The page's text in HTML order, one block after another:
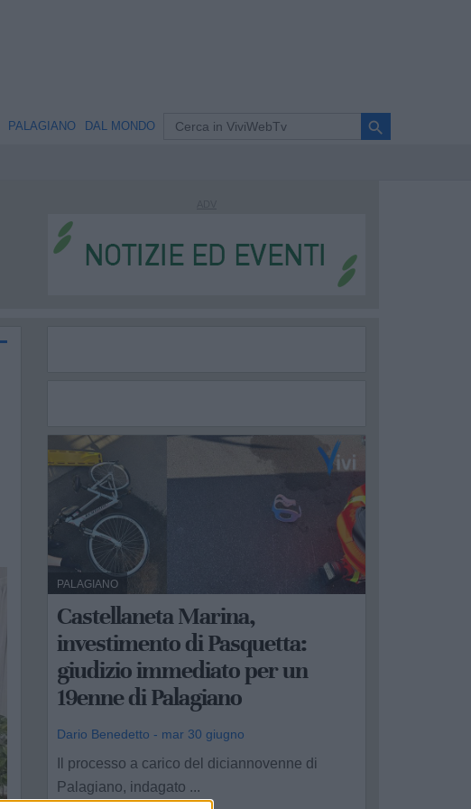
PALAGIANO DAL MONDO search
PALAGIANO
Castellaneta Marina,
investimento di Pasquetta:
giudizio immediato per un
19enne di Palagiano
Dario Benedetto - mar 30 giugno
Il processo a carico del diciannovenne di
Palagiano, indagato ...